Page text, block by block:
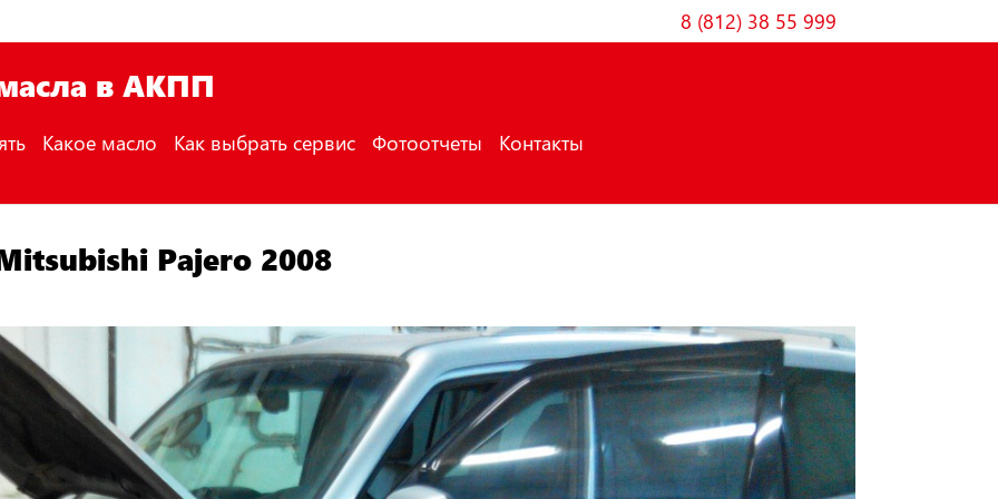
8 (812) 38 55 999
в АКПП
Какое масло Как выбрать сервис Фотоотчеты Контакты
Pajero 2008